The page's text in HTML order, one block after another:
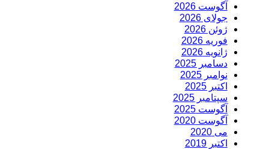
آگوست 2026
جولای 2026
ژوئن 2026
فوریه 2026
ژانویه 2026
دسامبر 2025
نوامبر 2025
اکتبر 2025
سپتامبر 2025
آگوست 2025
آگوست 2020
می 2020
اکتبر 2019